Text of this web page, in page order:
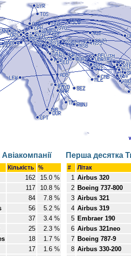
Кількість %
162
15.0 %
117
10.8 %
84
7.8 %
56
5.2 %
37
3.4 %
25
2.3 %
18
1.7 %
17
1.6 %
Перша десятка
# Літак
1 Airbus 320
2 Boeing 737-800
3 Airbus 321
4 Airbus 319
5 Embraer 190
6 Airbus 321neo
7 Boeing 787-9
8 Airbus 330-200